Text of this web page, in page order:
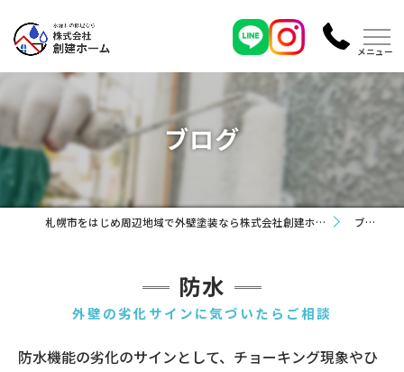
ブログ
札幌市をはじめ周辺地域で外壁塗装なら株式会社創建ホーム ブログ
防水
外壁の劣化サインに気づいたらご相談
防水機能の劣化のサインとして、チョーキング現象やひ